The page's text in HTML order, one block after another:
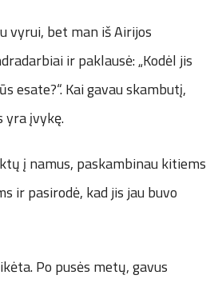
vyrui, bet man iš Airijos
ir paklausė: „Kodėl jis
esate?“. Kai gavau skambutį,
yra įvykę.
į namus, paskambinau kitiems
ir pasirodė, kad jis jau buvo
Po pusės metų, gavus